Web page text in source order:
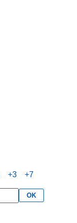
+3 +7
OK